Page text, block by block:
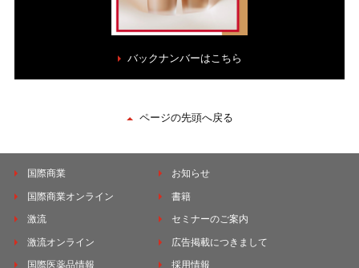
バックナンバーはこちら
ページの先頭へ戻る
国際商業
国際商業オンライン
激流
激流オンライン
国際医薬品情報
お知らせ
書籍
セミナーのご案内
広告掲載につきまして
採用情報